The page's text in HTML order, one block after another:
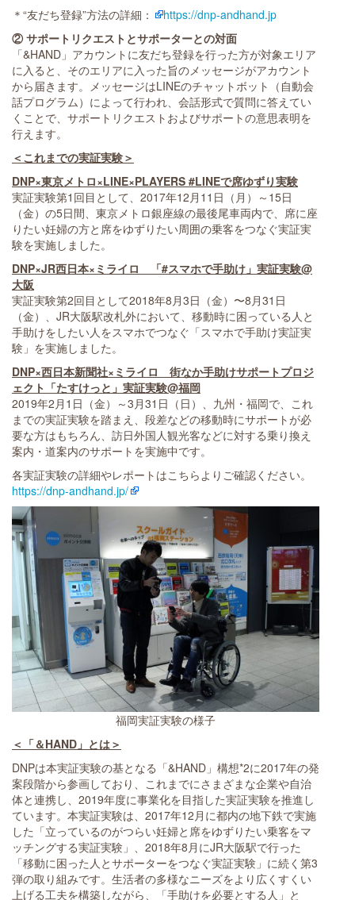
＊“友だち登録”方法の詳細：
https://dnp-andhand.jp
② サポートリクエストとサポーターとの対面
「&HAND」アカウントに友だち登録を行った方が対象エリア
に入ると、そのエリアに入った旨のメッセージがアカウント
から届きます。メッセージはLINEのチャットボット（自動会
話プログラム）によって行われ、会話形式で質問に答えてい
くことで、サポートリクエストおよびサポートの意思表明を
行えます。
＜これまでの実証実験＞
DNP×東京メトロ×LINE×PLAYERS #LINEで席ゆずり実験
実証実験第1回目として、2017年12月11日（月）～15日
（金）の5日間、東京メトロ銀座線の最後尾車両内で、席に座
りたい妊婦の方と席をゆずりたい周囲の乗客をつなぐ実証実
験を実施しました。
DNP×JR西日本×ミライロ 「#スマホで手助け」実証実験@
大阪
実証実験第2回目として2018年8月3日（金）〜8月31日
（金）、JR大阪駅改札外において、移動時に困っている人と
手助けをしたい人をスマホでつなぐ「スマホで手助け実証実
験」を実施しました。
DNP×西日本新聞社×ミライロ 街なか手助けサポートプロジ
ェクト「たすけっと」実証実験@福岡
2019年2月1日（金）～3月31日（日）、九州・福岡で、これ
までの実証実験を踏まえ、段差などの移動時にサポートが必
要な方はもちろん、訪日外国人観光客などに対する乗り換え
案内・道案内のサポートを実施中です。
各実証実験の詳細やレポートはこちらよりご確認ください。
https://dnp-andhand.jp/
福岡実証実験の様子
＜「＆HAND」とは＞
DNPは本実証実験の基となる「&HAND」構想*2に2017年の発
案段階から参画しており、これまでにさまざまな企業や自治
体と連携し、2019年度に事業化を目指した実証実験を推進し
ています。本実証実験は、2017年12月に都内の地下鉄で実施
した「立っているのがつらい妊婦と席をゆずりたい乗客をマ
ッチングする実証実験」、2018年8月にJR大阪駅で行った
「移動に困った人とサポーターをつなぐ実証実験」に続く第3
弾の取り組みです。生活者の多様なニーズをより広くすくい
上げる工夫を構築しながら、「手助けを必要とする人」と